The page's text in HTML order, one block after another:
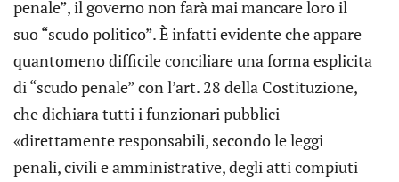
penale”, il governo non farà mai mancare loro il
suo “scudo politico”. È infatti evidente che appare
quantomeno difficile conciliare una forma esplicita
di “scudo penale” con l’art. 28 della Costituzione,
che dichiara tutti i funzionari pubblici
«direttamente responsabili, secondo le leggi
penali, civili e amministrative, degli atti compiuti